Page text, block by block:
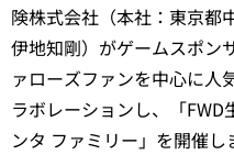
険株式会社（本社：東京都
伊地知剛）がゲームスポン
ァローズファンを中心に
ラボレーションし、「
ンタ ファミリー」を開催し